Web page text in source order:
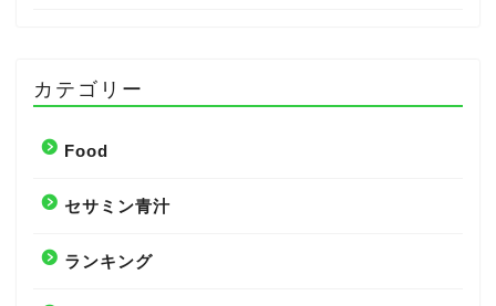
カテゴリー
Food
セサミン青汁
ランキング